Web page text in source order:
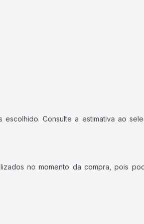
Consulte a estimativa ao
no momento da compra, pois